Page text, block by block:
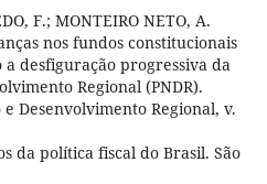
F.; MONTEIRO NETO, A.
nos fundos constitucionais
desfiguração progressiva da
Regional (PNDR).
Desenvolvimento Regional, v.
da política fiscal do Brasil. São